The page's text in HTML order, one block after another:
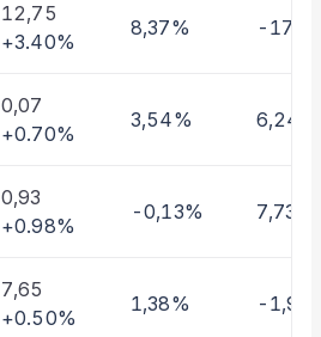
12,75
+3.40%
8,37% -
0,07
+0.70%
3,54% 6,24%
0,93
+0.98%
-0,13% 7,73%
7,65
+0.50%
1,38% -